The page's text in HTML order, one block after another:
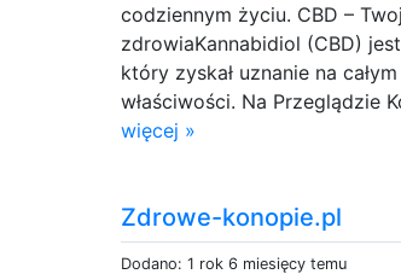
codziennym życiu. CBD –
zdrowiaKannabidiol (CBD)
który zyskał uznanie na
właściwości. Na Przeglądzie
więcej »
Zdrowe-konopie.pl
Dodano: 1 rok 6 miesięcy temu